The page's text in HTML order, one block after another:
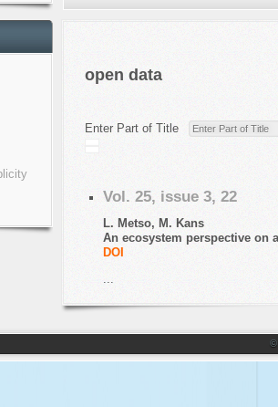
open data
Enter Part of Title
Vol. 25, issue 3, 22
L. Metso, M. Kans
An ecosystem perspective on
DOI
...
©